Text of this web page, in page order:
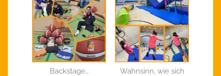
Backstage…
Wahnsinn, wie sich